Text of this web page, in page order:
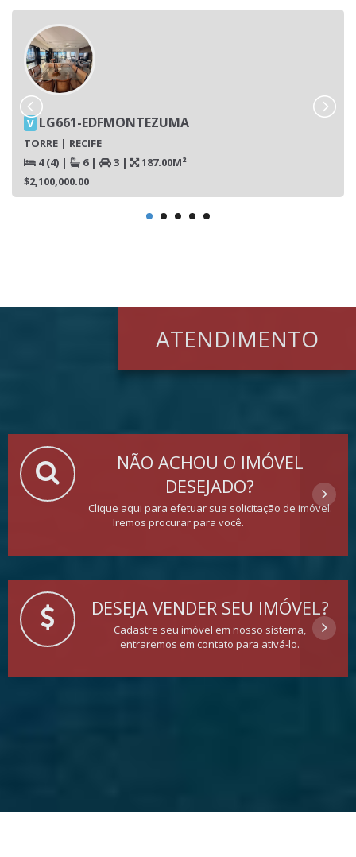
V LG661-EDFMONTEZUMA
TORRE | RECIFE
4 (4) | 6 | 3 |
187.00M²
$2,100,000.00
ATENDIMENTO
NÃO ACHOU O IMÓVEL
DESEJADO?
Clique aqui para efetuar sua solicitação de imóvel.
Iremos procurar para você.
DESEJA VENDER SEU IMÓVEL?
Cadastre seu imóvel em nosso sistema,
entraremos em contato para ativá-lo.